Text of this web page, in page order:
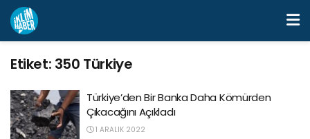
Etiket: 350 Türkiye
Türkiye’den Bir Banka Daha Kömürden
Çıkacağını Açıkladı
1 ARALIK 2022